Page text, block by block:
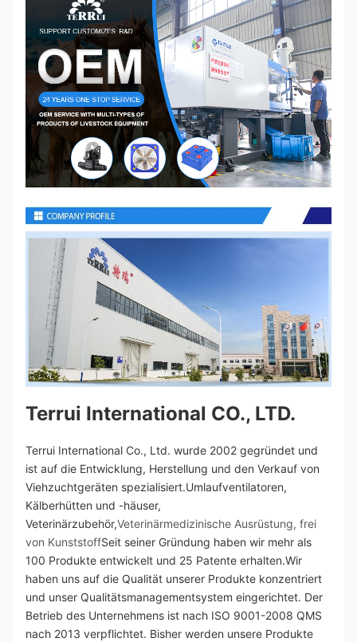
Terrui International CO., LTD.
Terrui International Co., Ltd. wurde 2002 gegründet und
ist auf die Entwicklung, Herstellung und den Verkauf von
Viehzuchtgeräten spezialisiert.Umlaufventilatoren,
Kälberhütten und -häuser,
Veterinärzubehör,Veterinärmedizinische Ausrüstung, frei
von KunststoffSeit seiner Gründung haben wir mehr als
100 Produkte entwickelt und 25 Patente erhalten.Wir
haben uns auf die Qualität unserer Produkte konzentriert
und unser Qualitätsmanagementsystem eingerichtet. Der
Betrieb des Unternehmens ist nach ISO 9001-2008 QMS
nach 2013 verpflichtet. Bisher werden unsere Produkte